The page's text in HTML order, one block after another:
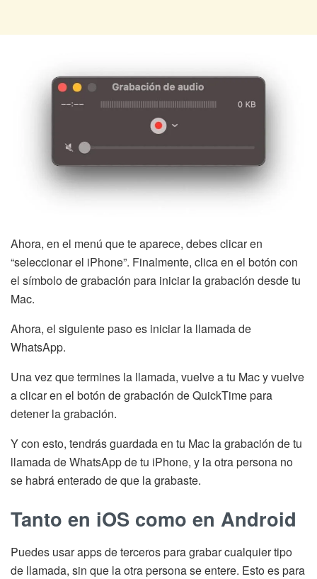
Ahora, en el menú que te aparece, debes clicar en
“seleccionar el iPhone”. Finalmente, clica en el botón con
el símbolo de grabación para iniciar la grabación desde tu
Mac.
Ahora, el siguiente paso es iniciar la llamada de
WhatsApp.
Una vez que termines la llamada, vuelve a tu Mac y vuelve
a clicar en el botón de grabación de QuickTime para
detener la grabación.
Y con esto, tendrás guardada en tu Mac la grabación de tu
llamada de WhatsApp de tu iPhone, y la otra persona no
se habrá enterado de que la grabaste.
Tanto en iOS como en Android
Puedes usar apps de terceros para grabar cualquier tipo
de llamada, sin que la otra persona se entere. Esto es para